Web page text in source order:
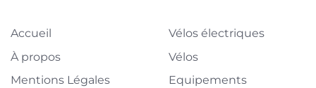
Accueil
À propos
Mentions Légales
Vélos électriques
Vélos
Equipements